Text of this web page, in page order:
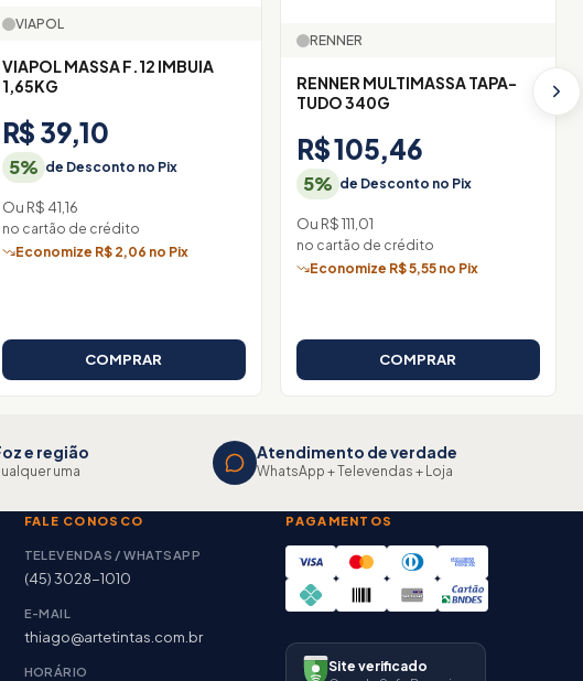
VIAPOL
VIAPOL MASSA F.12 IMBUIA
1,65KG
R$ 39,10
5% de Desconto no Pix
Ou R$ 41,16
no cartão de crédito
Economize R$ 2,06 no Pix
COMPRAR
RENNER
RENNER MULTIMASSA TAPA-
TUDO 340G
R$ 105,46
5% de Desconto no Pix
Ou R$ 111,01
no cartão de crédito
Economize R$ 5,55 no Pix
COMPRAR
e região
uma
Atendimento de verdade
WhatsApp + Televendas + Loja
FALE CONOSCO
TELEVENDAS / WHATSAPP
(45) 3028-1010
E-MAIL
thiago@artetintas.com.br
HORÁRIO
PAGAMENTOS
Site verificado